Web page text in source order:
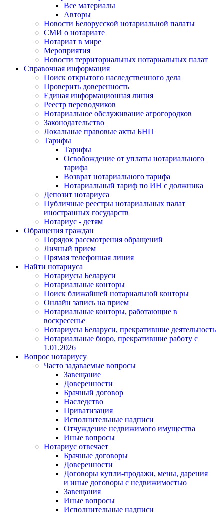
Все материалы
Авторы
Новости Белорусской нотариальной палаты
СМИ о нотариате
Нотариат в мире
Мероприятия
Новости территориальных нотариальных палат
Справочная информация
Поиск открытого наследственного дела
Проверить доверенность
Единая информационная линия
Реестр переводчиков
Нотариальное обслуживание агрогородков
Законодательство
Локальные правовые акты БНП
Тарифы
Тарифы
Освобождение от уплаты нотариального
тарифа
Возврат нотариального тарифа
Нотариальный тариф по ИН с должника
Депозит нотариуса
Публичные реестры нотариальных палат
иностранных государств
Нотариус - детям
Обращения граждан
Порядок рассмотрения обращений
Личный прием
Прямая телефонная линия
Найти нотариуса
Нотариусы Беларуси
Нотариальные конторы
Поиск ближайшей нотариальной конторы
Онлайн запись на прием
Нотариальные конторы, работающие в
воскресенье
Нотариусы Беларуси, прекратившие деятельность
Нотариальные бюро, прекратившие работу с
1.01.2026
Вопрос нотариусу
Часто задаваемые вопросы
Завещание
Доверенности
Брачный договор
Наследство
Приватизация
Исполнительные надписи
Отчуждение недвижимого имущества
Иные вопросы
Нотариус отвечает
Брачные договоры
Доверенности
Договоры купли-продажи, мены, дарения
и иные договоры с недвижимостью
Завещания
Иные вопросы
Исполнительные надписи